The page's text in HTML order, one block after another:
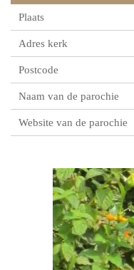
Plaats
Adres kerk
Postcode
Naam van de parochie
Website van de parochie